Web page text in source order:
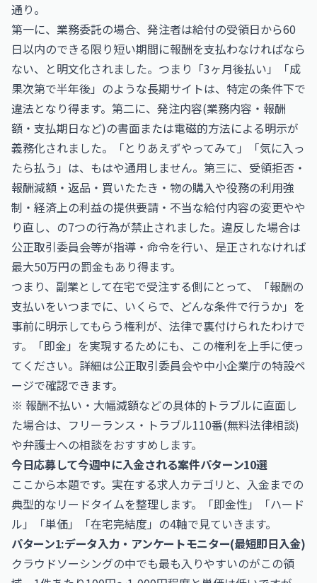
通り。
第一に、業務委託の場合、発注者は給付の受領日から60
日以内のできる限り短い期間に報酬を支払わなければなら
ない、と明文化されました。つまり「3ヶ月後払い」「成
果次第で半年後」のような長期サイトは、特定の条件下で
違法となり得ます。第二に、発注内容(業務内容・報酬
額・支払期日など)の書面または電磁的方法による明示が
義務化されました。「とりあえずやってみて」「気に入っ
たら払う」は、もはや通用しません。第三に、受領拒否・
報酬減額・返品・買いたたき・物の購入や役務の利用強
制・経済上の利益の提供要請・不当な給付内容の変更やや
り直し、の7つの行為が禁止されました。違反した場合は
公正取引委員会等が指導・命令を行い、是正されなければ
最大50万円の罰金もあり得ます。
つまり、副業として在宅で受注する側にとって、「報酬の
支払いをいつまでに、いくらで、どんな条件で行うか」を
事前に明示してもらう権利が、法律で裏付けられたわけで
す。「即金」を実現するためにも、この権利を上手に使っ
てください。詳細は公正取引委員会や中小企業庁の特設ペ
ージで確認できます。
※ 報酬不払い・大幅減額などの具体的トラブルに直面し
た場合は、フリーランス・トラブル110番(無料法律相談)
や弁護士への相談をおすすめします。
今日応募して今週中に入金される案件パターン10選
ここから本題です。実在する求人カテゴリと、入金までの
典型的なリードタイムを整理します。「即金性」「ハード
ル」「単価」「在宅完結度」の4軸で見ていきます。
パターン1:データ入力・アンケートモニター(最短即日入金)
クラウドソーシングの中でも最も入りやすいのがこの領